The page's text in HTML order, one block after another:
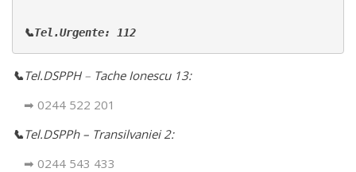
📞Tel.Urgente: 112
📞Tel.DSPPH – Tache Ionescu 13:
➡ 0244 522 201
📞Tel.DSPPh – Transilvaniei 2:
➡ 0244 543 433